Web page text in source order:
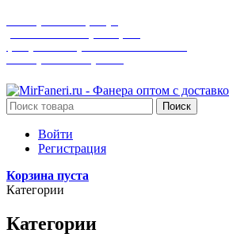
Поиск
Войти
Регистрация
Корзина пуста
Категории
Категории